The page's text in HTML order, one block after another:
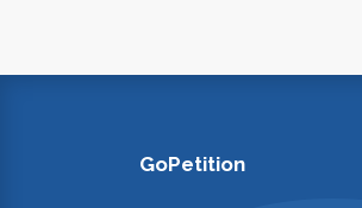
GoPetition